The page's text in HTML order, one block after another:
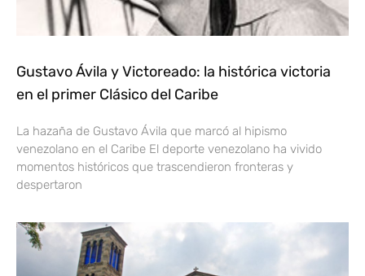
Gustavo Ávila y Victoreado: la histórica victoria
en el primer Clásico del Caribe
La hazaña de Gustavo Ávila que marcó al hipismo
venezolano en el Caribe El deporte venezolano ha vivido
momentos históricos que trascendieron fronteras y
despertaron